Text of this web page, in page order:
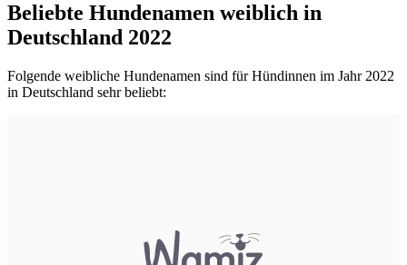
Beliebte Hundenamen weiblich in
Deutschland 2022
Folgende weibliche Hundenamen sind für Hündinnen im Jahr 2022
in Deutschland sehr beliebt: